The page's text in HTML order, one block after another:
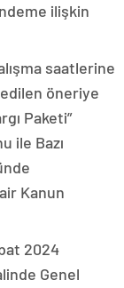
ilişkin
saatlerine
öneriye
Paketi”
ile Bazı
Kanun
2024
Genel